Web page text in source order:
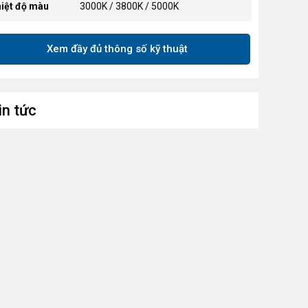
độ màu 3000K / 3800K / 5000K
5 cấp độ (ban ngày), 2 cấp độ (ban
đêm)
Xem đầy đủ thông số kỹ thuật
tức